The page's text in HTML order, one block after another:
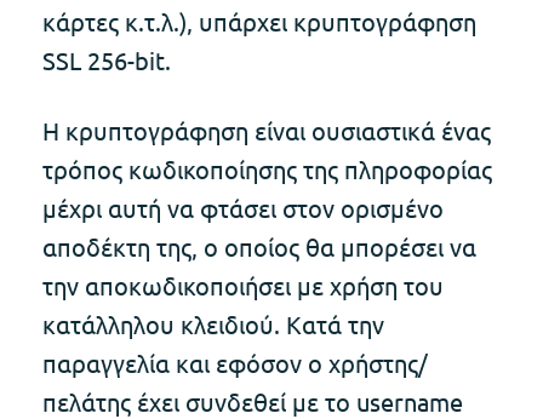
κάρτες κ.τ.λ.), υπάρχει κρυπτογράφηση
SSL 256-bit.
Η κρυπτογράφηση είναι ουσιαστικά ένας
τρόπος κωδικοποίησης της πληροφορίας
μέχρι αυτή να φτάσει στον ορισμένο
αποδέκτη της, ο οποίος θα μπορέσει να
την αποκωδικοποιήσει με χρήση του
κατάλληλου κλειδιού. Κατά την
παραγγελία και εφόσον ο χρήστης/
πελάτης έχει συνδεθεί με το username